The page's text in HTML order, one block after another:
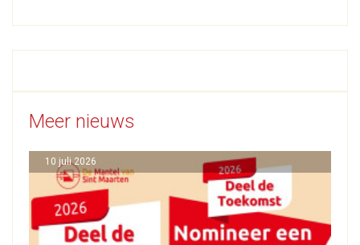
Meer nieuws
10 juli 2026